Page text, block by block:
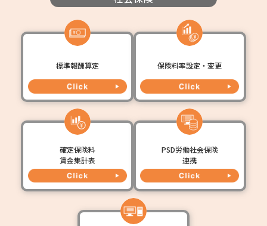
標準報酬算定 保険料率設定・変更
確定保険料
賃金集計表
PSD労働社会保険
連携